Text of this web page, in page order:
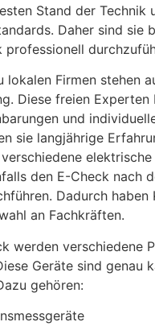
Stand der Technik
Daher sind sie
professionell
lokalen Firmen stehen
Diese freien
und
sie langjährige
den E-Check nach
Dadurch haben
an Fachkräften.
werden verschiedene
Geräte sind genau
gehören: